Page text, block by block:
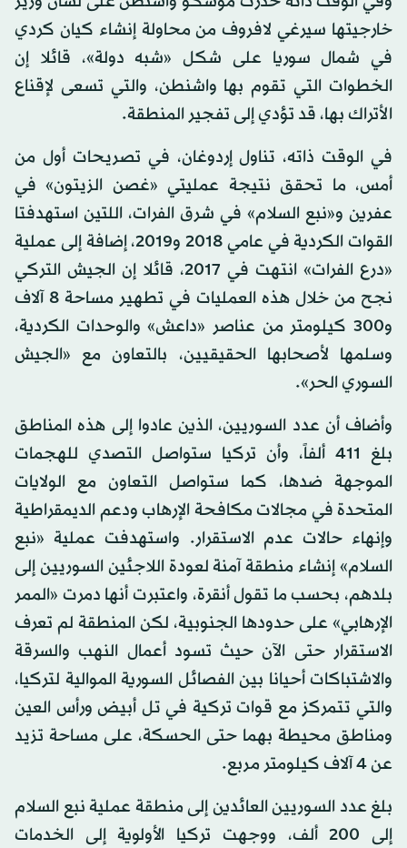
خارجيتها سيرغي لافروف من محاولة إنشاء كيان كردي
في شمال سوريا على شكل «شبه دولة»، قائلا إن
الخطوات التي تقوم بها واشنطن، والتي تسعى لإقناع
الأتراك بها، قد تؤدي إلى تفجير المنطقة.
في الوقت ذاته، تناول إردوغان، في تصريحات أول من
أمس، ما تحقق نتيجة عمليتي «غصن الزيتون» في
عفرين و«نبع السلام» في شرق الفرات، اللتين استهدفتا
القوات الكردية في عامي 2018 و2019، إضافة إلى عملية
«درع الفرات» انتهت في 2017، قائلا إن الجيش التركي
نجح من خلال هذه العمليات في تطهير مساحة 8 آلاف
و300 كيلومتر من عناصر «داعش» والوحدات الكردية،
وسلمها لأصحابها الحقيقيين، بالتعاون مع «الجيش
السوري الحر».
وأضاف أن عدد السوريين، الذين عادوا إلى هذه المناطق
بلغ 411 ألفاً، وأن تركيا ستواصل التصدي للهجمات
الموجهة ضدها، كما ستواصل التعاون مع الولايات
المتحدة في مجالات مكافحة الإرهاب ودعم الديمقراطية
وإنهاء حالات عدم الاستقرار. واستهدفت عملية «نبع
السلام» إنشاء منطقة آمنة لعودة اللاجئين السوريين إلى
بلدهم، بحسب ما تقول أنقرة، واعتبرت أنها دمرت «الممر
الإرهابي» على حدودها الجنوبية، لكن المنطقة لم تعرف
الاستقرار حتى الآن حيث تسود أعمال النهب والسرقة
والاشتباكات أحيانا بين الفصائل السورية الموالية لتركيا،
والتي تتمركز مع قوات تركية في تل أبيض ورأس العين
ومناطق محيطة بهما حتى الحسكة، على مساحة تزيد
عن 4 آلاف كيلومتر مربع.
بلغ عدد السوريين العائدين إلى منطقة عملية نبع السلام
إلى 200 ألف، ووجهت تركيا الأولوية إلى الخدمات